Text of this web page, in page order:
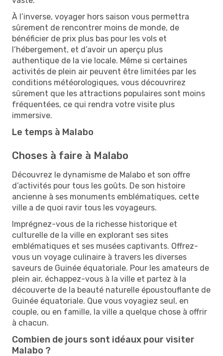
À l’inverse, voyager hors saison vous permettra
sûrement de rencontrer moins de monde, de
bénéficier de prix plus bas pour les vols et
l’hébergement, et d’avoir un aperçu plus
authentique de la vie locale. Même si certaines
activités de plein air peuvent être limitées par les
conditions météorologiques, vous découvrirez
sûrement que les attractions populaires sont moins
fréquentées, ce qui rendra votre visite plus
immersive.
Le temps à Malabo
Choses à faire à Malabo
Découvrez le dynamisme de Malabo et son offre
d’activités pour tous les goûts. De son histoire
ancienne à ses monuments emblématiques, cette
ville a de quoi ravir tous les voyageurs.
Imprégnez-vous de la richesse historique et
culturelle de la ville en explorant ses sites
emblématiques et ses musées captivants. Offrez-
vous un voyage culinaire à travers les diverses
saveurs de Guinée équatoriale. Pour les amateurs de
plein air, échappez-vous à la ville et partez à la
découverte de la beauté naturelle époustouflante de
Guinée équatoriale. Que vous voyagiez seul, en
couple, ou en famille, la ville a quelque chose à offrir
à chacun.
Combien de jours sont idéaux pour visiter
Malabo ?